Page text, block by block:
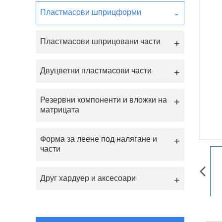
Пластмасови шприцформи
Пластмасови шприцовани части
Двуцветни пластмасови части
Резервни компоненти и вложки на
матрицата
Форма за леене под налягане и
части
Друг хардуер и аксесоари